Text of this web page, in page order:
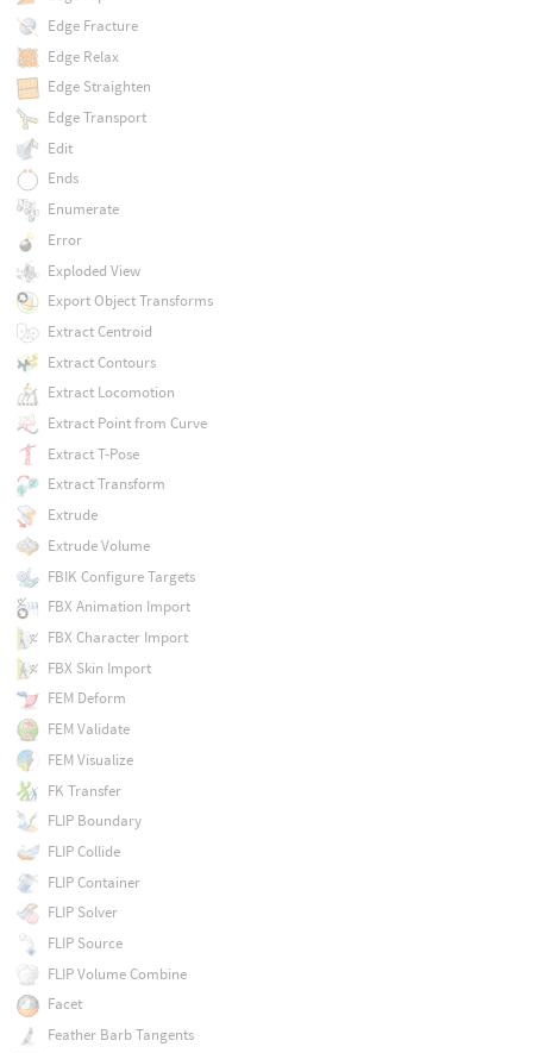
Edge Fracture
Edge Relax
Edge Straighten
Edge Transport
Edit
Ends
Enumerate
Error
Exploded View
Export Object Transforms
Extract Centroid
Extract Contours
Extract Locomotion
Extract Point from Curve
Extract T-Pose
Extract Transform
Extrude
Extrude Volume
FBIK Configure Targets
FBX Animation Import
FBX Character Import
FBX Skin Import
FEM Deform
FEM Validate
FEM Visualize
FK Transfer
FLIP Boundary
FLIP Collide
FLIP Container
FLIP Solver
FLIP Source
FLIP Volume Combine
Facet
Feather Barb Tangents